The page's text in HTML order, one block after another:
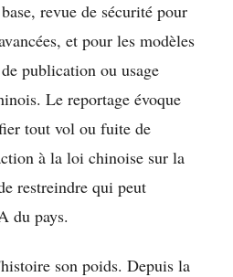
revue de sécurité pour
et pour les modèles
publication ou usage
Le reportage évoque
tout vol ou fuite de
à la loi chinoise sur la
restreindre qui peut
du pays.
son poids. Depuis la